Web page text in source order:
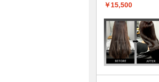
￥15,500